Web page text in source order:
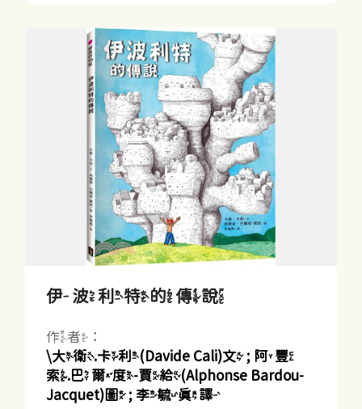
伊波利特的傳說
作者：
\大衛.卡利(Davide Cali)文 ; 阿豐
索.巴爾度-賈給(Alphonse Bardou-
Jacquet)圖 ; 李毓真譯